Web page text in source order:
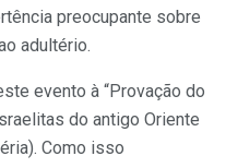
preocupante sobre
adultério.
evento à “Provação do
do antigo Oriente
Como isso